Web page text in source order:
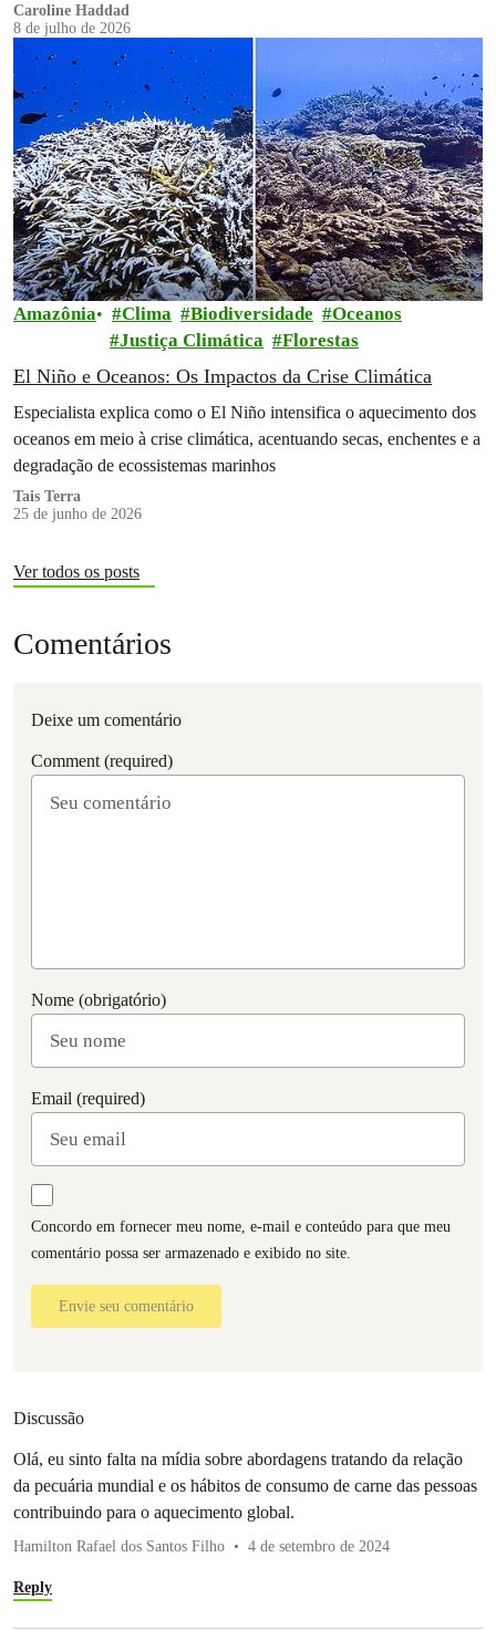
Caroline Haddad
8 de julho de 2026
Amazônia Clima Biodiversidade
Oceanos
Justiça Climática
Florestas
El Niño e Oceanos: Os Impactos da Crise Climática
Especialista explica como o El Niño intensifica o aquecimento dos
oceanos em meio à crise climática, acentuando secas, enchentes e a
degradação de ecossistemas marinhos
Tais Terra
25 de junho de 2026
Ver todos os posts
Comentários
Deixe um comentário
Comment (required)
Nome (obrigatório)
Email (required)
Concordo em fornecer meu nome, e-mail e conteúdo para que meu
comentário possa ser armazenado e exibido no site.
Envie seu comentário
Discussão
Olá, eu sinto falta na mídia sobre abordagens tratando da relação
da pecuária mundial e os hábitos de consumo de carne das pessoas
contribuindo para o aquecimento global.
Hamilton Rafael dos Santos Filho 4 de setembro de 2024
Reply